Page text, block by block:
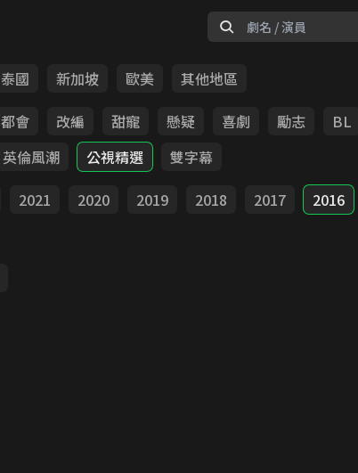
泰國 新加坡 歐美
其他地區
都會 改編 甜寵 懸疑 喜劇 勵志 BL
英倫風潮 公視精選
雙字幕
2021 2020 2019 2018 2017 2016